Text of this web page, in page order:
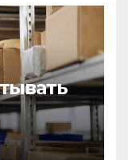
для